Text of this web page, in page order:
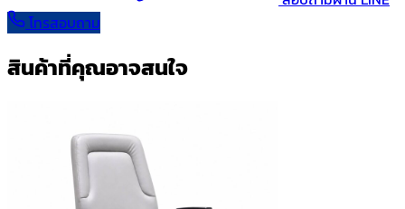
โทรสอบถาม
สินค้าที่คุณอาจสนใจ